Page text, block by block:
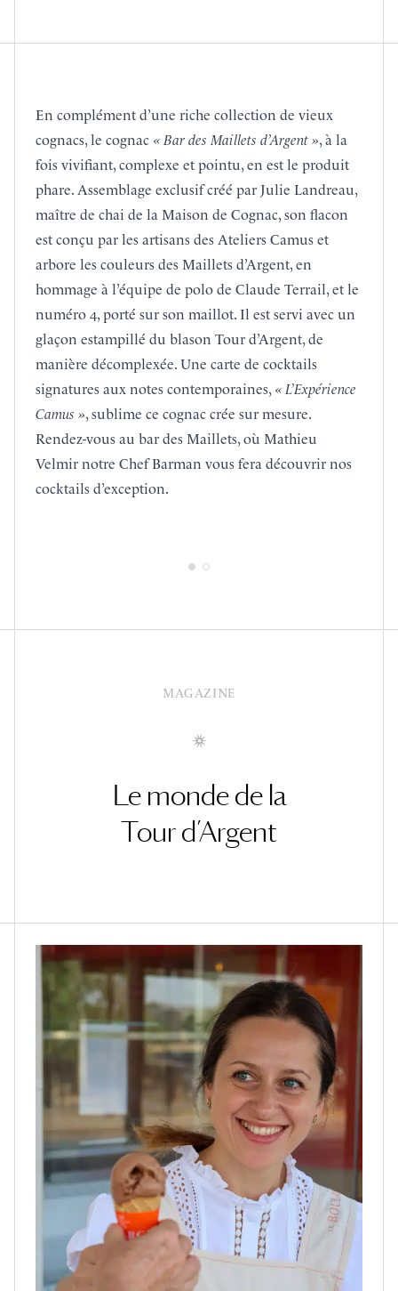
En complément d’une riche collection de vieux
cognacs, le cognac « Bar des Maillets d’Argent », à la
fois vivifiant, complexe et pointu, en est le produit
phare. Assemblage exclusif créé par Julie Landreau,
maître de chai de la Maison de Cognac, son flacon
est conçu par les artisans des Ateliers Camus et
arbore les couleurs des Maillets d’Argent, en
hommage à l’équipe de polo de Claude Terrail, et le
numéro 4, porté sur son maillot. Il est servi avec un
glaçon estampillé du blason Tour d’Argent, de
manière décomplexée. Une carte de cocktails
signatures aux notes contemporaines, « L’Expérience
Camus », sublime ce cognac crée sur mesure.
Rendez-vous au bar des Maillets, où Mathieu
Velmir notre Chef Barman vous fera découvrir nos
cocktails d’exception.
MAGAZINE
Le monde de la
Tour d’Argent